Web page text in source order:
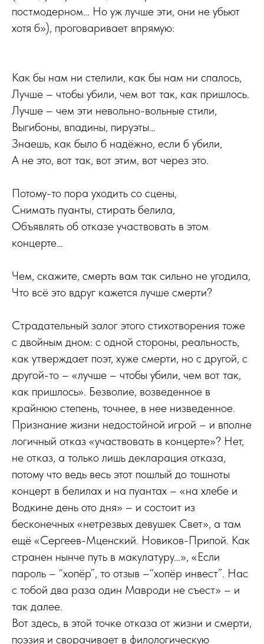
постмодерном… Но уж лучше эти, они не убьют
хотя б»), проговаривает впрямую:
Как бы нам ни стелили, как бы нам ни спалось,
Лучше – чтобы убили, чем вот так, как пришлось.
Лучше – чем эти невольно-вольные стили,
Выгибоны, впадины, пируэты…
Знаешь, как было б надёжно, если б убили,
А не это, вот так, вот этим, вот через это.
Потому-то пора уходить со сцены,
Снимать пуанты, стирать белила,
Объявлять об отказе участвовать в этом
концерте…
Чем, скажите, смерть вам так сильно не угодила,
Что всё это вдруг кажется лучше смерти?
Страдательный залог этого стихотворения тоже
с двойным дном: с одной стороны, реальность,
как утверждает поэт, хуже смерти, но с другой, с
другой-то – «лучше – чтобы убили, чем вот так,
как пришлось». Безволие, возведенное в
крайнюю степень, точнее, в нее низведенное.
Признание жизни недостойной игрой – и вполне
логичный отказ «участвовать в концерте»? Нет,
не отказ, а только лишь декларация отказа,
потому что ведь весь этот пошлый до тошноты
концерт в белилах и на пуантах – «на хлебе и
Водкине день ото дня» – и состоит из
бесконечных «нетрезвых девушек Свет», а там
ещё «Сергеев-Мценский. Новиков-Припой. Как
странен нынче путь в макулатуру…», «Если
пароль – “хопёр”, то отзыв –“хопёр инвест”. Нас
с тобой два раза один Мавроди не съест» – и
так далее.
Вот здесь, в этой точке отказа от жизни и смерти,
поэзия и сворачивает в филологическую